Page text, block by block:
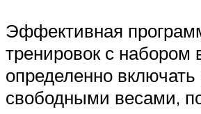
Эффективная
тренировок с набором
определенно включать
свободными весами,